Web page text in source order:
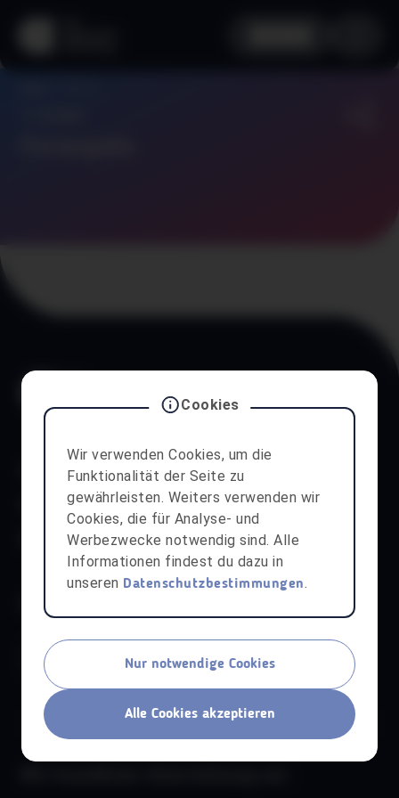
Cookies
Wir verwenden Cookies, um die
Funktionalität der Seite zu
gewährleisten. Weiters verwenden wir
Cookies, die für Analyse- und
Werbezwecke notwendig sind. Alle
Informationen findest du dazu in
unseren Datenschutzbestimmungen.
Nur notwendige Cookies
Alle Cookies akzeptieren
Kontakt Über uns aha App
Kinder- & Jugendschutz Impressum
Barrierefreiheit aha Liechtenstein
Werde Teil unserer Community: